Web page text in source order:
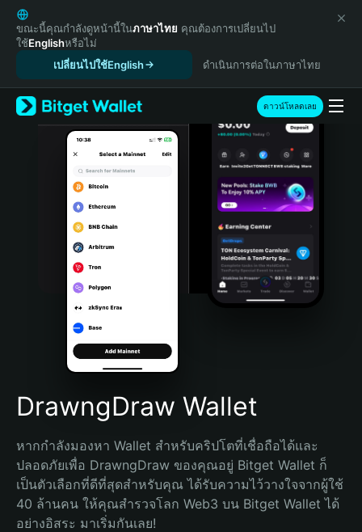
English
日本語
Tiếng Việt
Español (Latinoamérica)
Türkçe
Italiano
Português (Portugal)
Bahasa Indonesia
Português (Brasil)
Español (Argentina)
ขณะนี้คุณกำลังดูหน้านี้ในภาษาไทย คุณต้องการเปลี่ยนไป
ใช้Englishหรือไม่
เปลี่ยนไปใช้English
ดำเนินการต่อในภาษาไทย
ดาวน์โหลดเลย
DrawngDraw Wallet
หากกำลังมองหา Wallet สำหรับคริปโตที่เชื่อถือได้และ
ปลอดภัยเพื่อ DrawngDraw ของคุณอยู่ Bitget Wallet ก็
เป็นตัวเลือกที่ดีที่สุดสำหรับคุณ ได้รับความไว้วางใจจากผู้ใช้
40 ล้านคน ให้คุณสำรวจโลก Web3 บน Bitget Wallet ได้
อย่างอิสระ มาเริ่มกันเลย!